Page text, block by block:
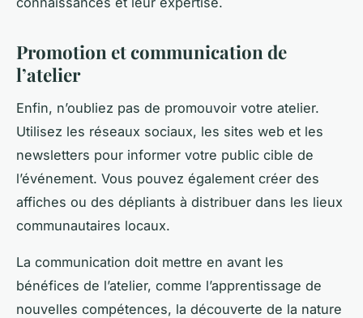
Promotion et communication de
l’atelier
Enfin, n’oubliez pas de promouvoir votre atelier.
Utilisez les réseaux sociaux, les sites web et les
newsletters pour informer votre public cible de
l’événement. Vous pouvez également créer des
affiches ou des dépliants à distribuer dans les lieux
communautaires locaux.
La communication doit mettre en avant les
bénéfices de l’atelier, comme l’apprentissage de
nouvelles compétences, la découverte de la nature